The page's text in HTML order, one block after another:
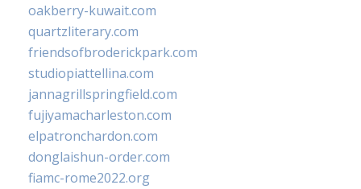
oakberry-kuwait.com
quartzliterary.com
friendsofbroderickpark.com
studiopiattellina.com
jannagrillspringfield.com
fujiyamacharleston.com
elpatronchardon.com
donglaishun-order.com
fiamc-rome2022.org